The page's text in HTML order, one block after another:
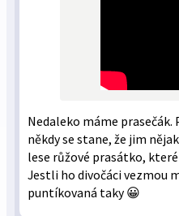
Nedaleko máme prasečák.
někdy se stane, že jim
lese růžové prasátko,
Jestli ho divočáci
puntíkovaná taky 😀